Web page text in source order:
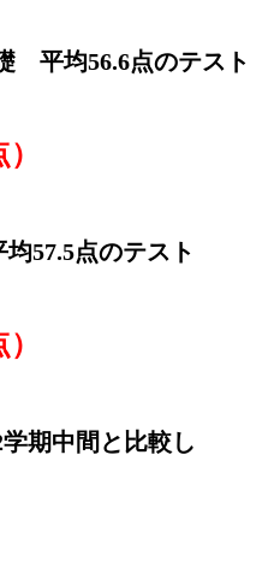
平均56.6点のテスト
57.5点のテスト
期中間と比較し